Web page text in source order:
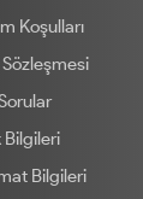
Koşulları
Bilgileri
Bilgileri